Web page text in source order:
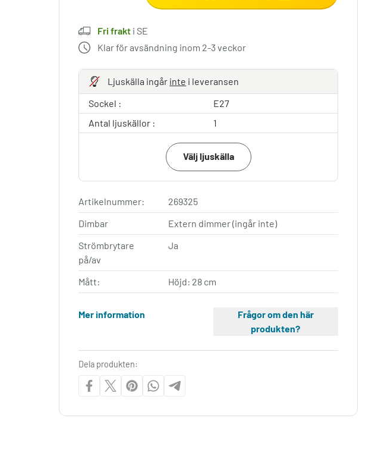
Fri frakt i SE
Klar för avsändning inom 2-3 veckor
Ljuskälla ingår inte i leveransen
Sockel :
E27
Antal ljuskällor :
1
Välj ljuskälla
Artikelnummer:
269325
Dimbar
Extern dimmer (ingår inte)
Strömbrytare
på/av
Ja
Mått: Höjd: 28 cm
Mer information
Frågor om den här
produkten?
Dela produkten: